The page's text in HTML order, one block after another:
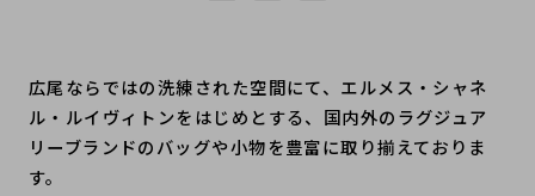
広尾ならではの洗練された空間にて、エルメス・シャネ
ル・ルイヴィトンをはじめとする、国内外のラグジュア
リーブランドのバッグや小物を豊富に取り揃えておりま
す。